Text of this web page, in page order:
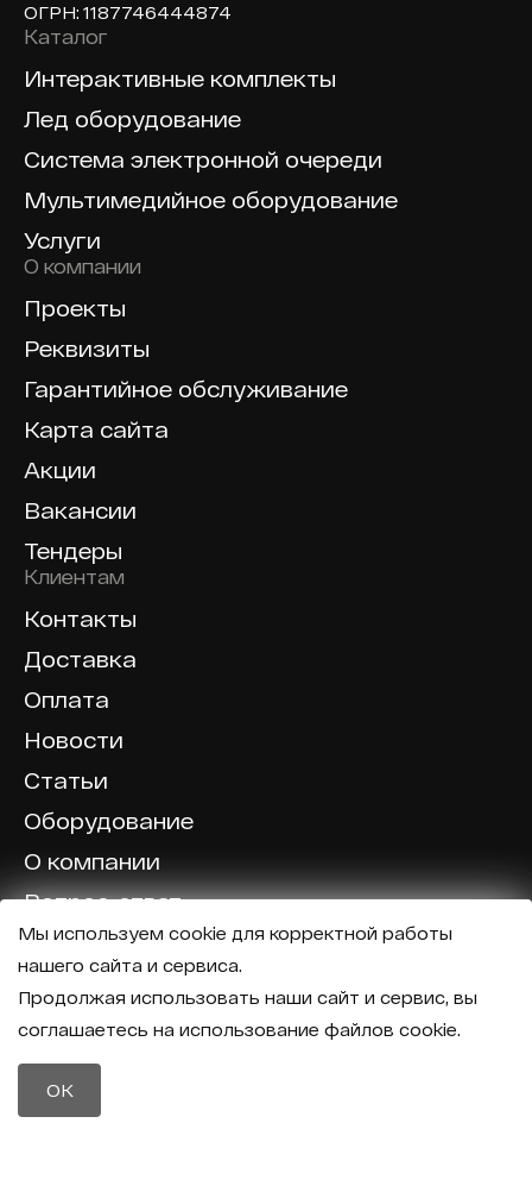
ОГРН: 1187746444874
Доп навигация по сайту
Каталог
Интерактивные комплекты
Лед оборудование
Система электронной очереди
Мультимедийное оборудование
Услуги
О компании
Проекты
Реквизиты
Гарантийное обслуживание
Карта сайта
Акции
Вакансии
Тендеры
Клиентам
Контакты
Доставка
Оплата
Новости
Статьи
Оборудование
О компании
Вопрос-ответ
Отзывы
Политика конфиденциальности
8 (800) 600-40-37
Мы используем cookie для корректной работы
нашего сайта и сервиса.
Продолжая использовать наши сайт и сервис, вы
соглашаетесь на использование файлов cookie.
OK